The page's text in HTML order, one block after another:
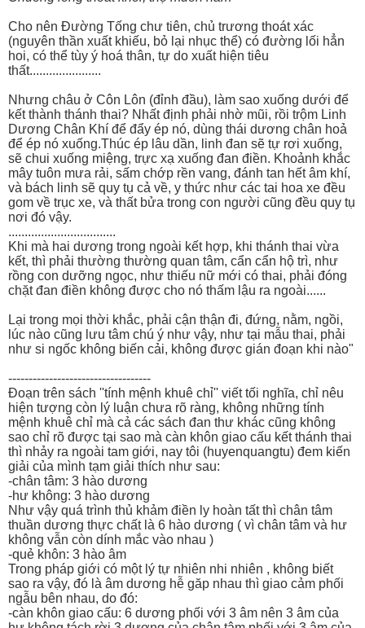
Cho nên Đường Tống chư tiên, chủ trương thoát xác
(nguyên thần xuất khiếu, bỏ lại nhục thể) có đường lối hẳn
hoi, có thể tùy ý hoá thân, tự do xuất hiện tiêu
thất......................
Nhưng châu ở Côn Lôn (đỉnh đầu), làm sao xuống dưới để
kết thành thánh thai? Nhất định phải nhờ mũi, rồi trộm Linh
Dương Chân Khí để đẩy ép nó, dùng thái dương chân hoả
để ép nó xuống.Thúc ép lâu dần, linh đan sẽ tự rơi xuống,
sẽ chui xuống miệng, trực xạ xuống đan điền. Khoảnh khắc
mây tuôn mưa rải, sấm chớp rền vang, đánh tan hết âm khí,
và bách linh sẽ quy tụ cả về, y thức như các tai hoa xe đều
gom về trục xe, và thất bửa trong con người cũng đều quy tụ
nơi đó vậy.
.................................
Khi mà hai dương trong ngoài kết hợp, khi thánh thai vừa
kết, thì phải thường thường quan tâm, cẩn cẩn hộ trì, như
rồng con dưỡng ngọc, như thiếu nữ mới có thai, phải đóng
chặt đan điền không được cho nó thấm lậu ra ngoài......
Lại trong mọi thời khắc, phải cận thận đi, đứng, nằm, ngồi,
lúc nào cũng lưu tâm chú ý như vậy, như tại mẫu thai, phải
như si ngốc không biến cải, không được gián đoạn khi nào"
-----------------------------------
Đoạn trên sách ''tính mệnh khuê chỉ'' viết tối nghĩa, chỉ nêu
hiện tượng còn lý luận chưa rõ ràng, không những tính
mệnh khuê chỉ mà cả các sách đan thư khác cũng không
sao chỉ rõ được tại sao mà càn khôn giao cấu kết thánh thai
thì nhảy ra ngoài tam giới, nay tôi (huyenquangtu) đem kiến
giải của mình tạm giải thích như sau:
-chân tâm: 3 hào dương
-hư không: 3 hào dương
Như vậy quá trình thủ khảm điền ly hoàn tất thì chân tâm
thuần dương thực chất là 6 hào dương ( vì chân tâm và hư
không vẫn còn dính mắc vào nhau )
-quẻ khôn: 3 hào âm
Trong pháp giới có một lý tự nhiên nhi nhiên , không biết
sao ra vậy, đó là âm dương hễ găp nhau thì giao cảm phối
ngẫu bên nhau, do đó:
-càn khôn giao cấu: 6 dương phối với 3 âm nên 3 âm của